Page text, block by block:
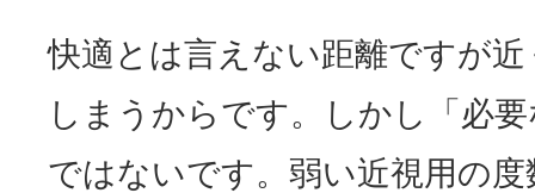
快適とは言えない距離ですが
しまうからです。しかし「必
ではないです。弱い近視用の